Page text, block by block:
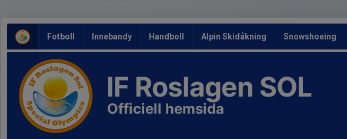
Fotboll Innebandy Handboll Alpin Skidåkning Snowshoeing
IF Roslagen SOL
Officiell hemsida